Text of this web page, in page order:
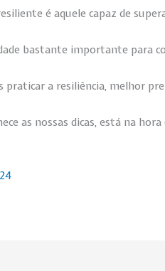
é aquele capaz de
bastante importante para
praticar a resiliência, melhor
as nossas dicas, está na